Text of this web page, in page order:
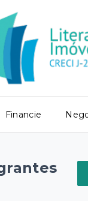
Financie